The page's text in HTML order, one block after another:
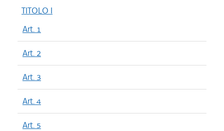
TITOLO I
Art. 1
Art. 2
Art. 3
Art. 4
Art. 5